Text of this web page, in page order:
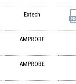
Extech
AMPROBE
AMPROBE